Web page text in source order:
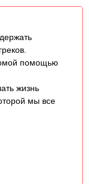
помощью
жизнь
мы все